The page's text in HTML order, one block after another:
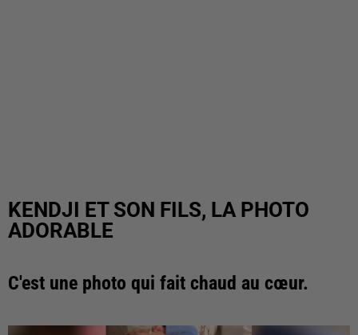
KENDJI ET SON FILS, LA PHOTO
ADORABLE
C'est une photo qui fait chaud au cœur.